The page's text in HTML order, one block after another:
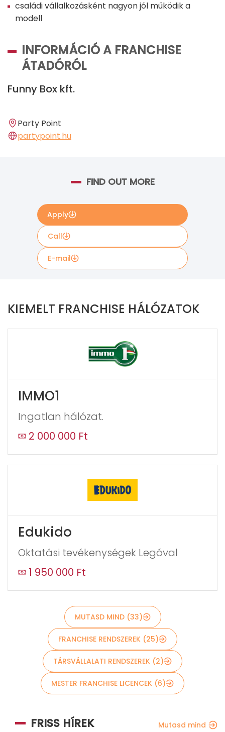
családi vállalkozásként nagyon jól működik a
modell
INFORMÁCIÓ A FRANCHISE
ÁTADÓRÓL
Funny Box kft.
Party Point
partypoint.hu
FIND OUT MORE
Apply
Call
E-mail
you
this
form
blank
Küldés
KIEMELT FRANCHISE HÁLÓZATOK
IMMO1
Ingatlan hálózat.
2 000 000 Ft
Edukido
Oktatási tevékenységek Legóval
1 950 000 Ft
MUTASD MIND (33)
FRANCHISE RENDSZEREK (25)
TÁRSVÁLLALATI RENDSZEREK (2)
MESTER FRANCHISE LICENCEK (6)
FRISS HÍREK Mutasd mind